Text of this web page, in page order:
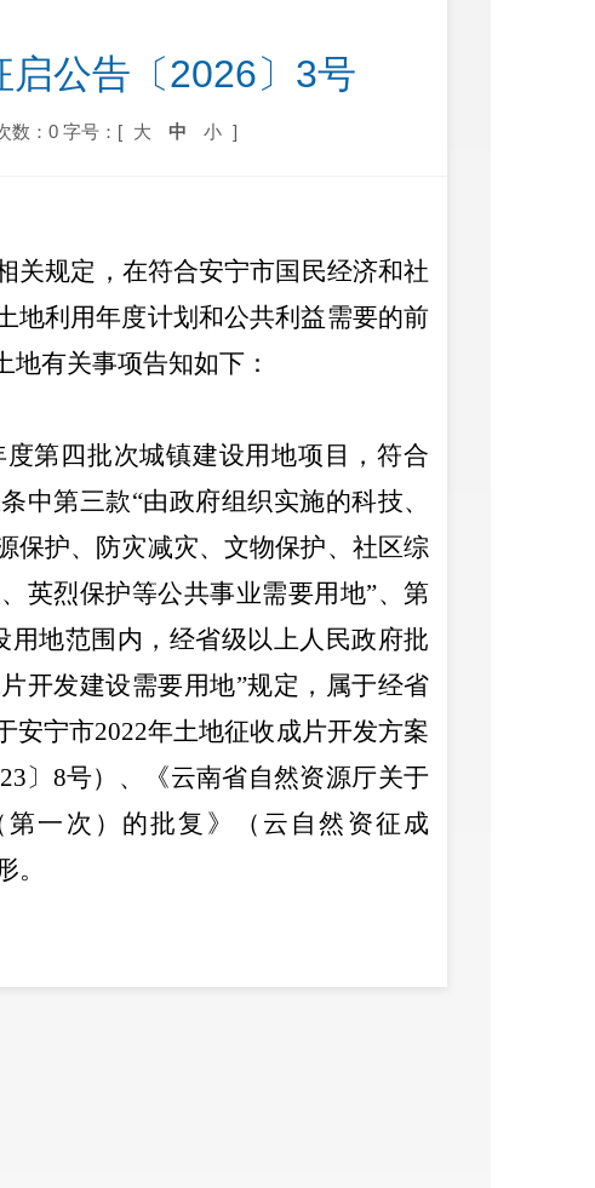
公告〔2026〕3号
数：0 字号：[ 大 中 小 ]
关规定，在符合安宁市国民经济和社
地利用年度计划和公共利益需要的前
有关事项告知如下：
度第四批次城镇建设用地项目，符合
中第三款“由政府组织实施的科技、
保护、防灾减灾、文物保护、社区综
英烈保护等公共事业需要用地”、第
地范围内，经省级以上人民政府批
开发建设需要用地”规定，属于经省
安宁市2022年土地征收成片开发方案
〕 8号） 、《云南省自然资源厅关于
一次）的批复》 （ 云自然资征成
。